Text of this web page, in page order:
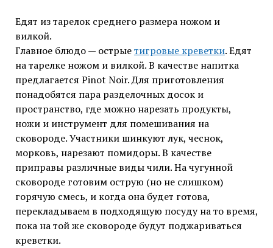
Едят из тарелок среднего размера ножом и
вилкой.
Главное блюдо — острыетигровые креветки. Едят
на тарелке ножом и вилкой. В качестве напитка
предлагается Pinot Noir. Для приготовления
понадобятся пара разделочных досок и
пространство, где можно нарезать продукты,
ножи и инструмент для помешивания на
сковороде. Участники шинкуют лук, чеснок,
морковь, нарезают помидоры. В качестве
приправы различные виды чили. На чугунной
сковороде готовим острую (но не слишком)
горячую смесь, и когда она будет готова,
перекладываем в подходящую посуду на то время,
пока на той же сковороде будут поджариваться
креветки.